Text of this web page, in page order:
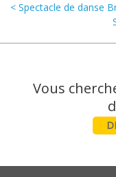
< Spectacle de danse
Vous